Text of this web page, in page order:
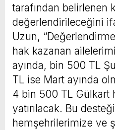
tarafından belirlenen
değerlendirileceğini
Uzun,
hak kazanan
ayında, bin 500 TL
TL ise Mart ayında
4 bin 500 TL Gülkart
yatırılacak. Bu
hemşehrilerimize ve